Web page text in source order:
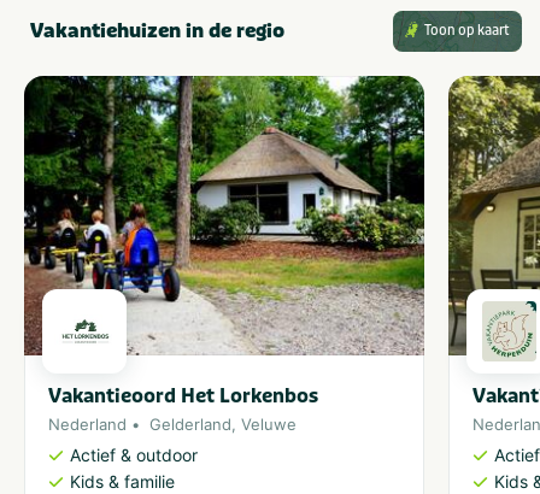
Vakantieverblijf
Vakantiehuizen in de regio Toon op kaart
Vakantieoord Het Lorkenbos
Nederland Gelderland, Veluwe
Actief & outdoor
Kids & familie
Kids